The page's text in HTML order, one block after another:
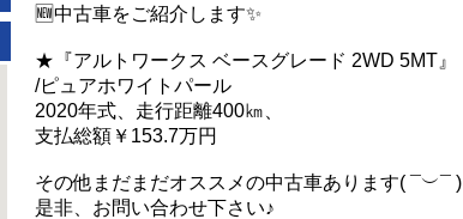
🆕中古車をご紹介します✨
★『アルトワークス ベースグレード 2WD 5MT』
/ピュアホワイトパール
2020年式、走行距離400㎞、
支払総額￥153.7万円
その他まだまだオススメの中古車あります( ¯︶¯ )
是非、お問い合わせ下さい♪